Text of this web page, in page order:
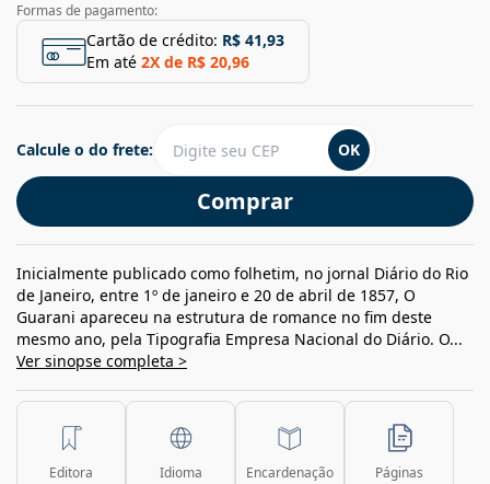
Formas de pagamento:
Cartão de crédito: R$ 41,93
Em até 2X de R$ 20,96
Comprar
Calcule o do frete: OK
Inicialmente publicado como folhetim, no jornal Diário do Rio
de Janeiro, entre 1º de janeiro e 20 de abril de 1857, O
Guarani apareceu na estrutura de romance no fim deste
mesmo ano, pela Tipografia Empresa Nacional do Diário. O...
Ver sinopse completa >
Editora Idioma Encardenação Páginas